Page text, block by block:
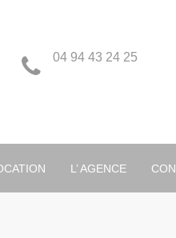
04 94 43 24 25
L’ AGENCE